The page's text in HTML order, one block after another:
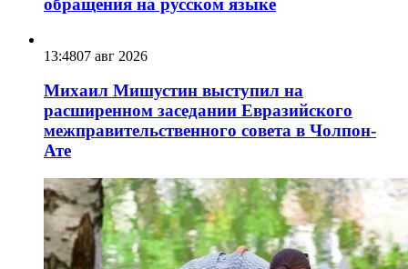
обращения на русском языке
13:4807 авг 2026
Михаил Мишустин выступил на
расширенном заседании Евразийского
межправительственного совета в Чолпон-
Ате